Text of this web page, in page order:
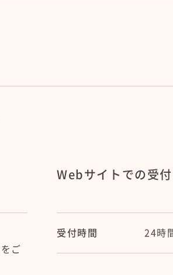
をご
Webサイトでの受付
受付時間 24時